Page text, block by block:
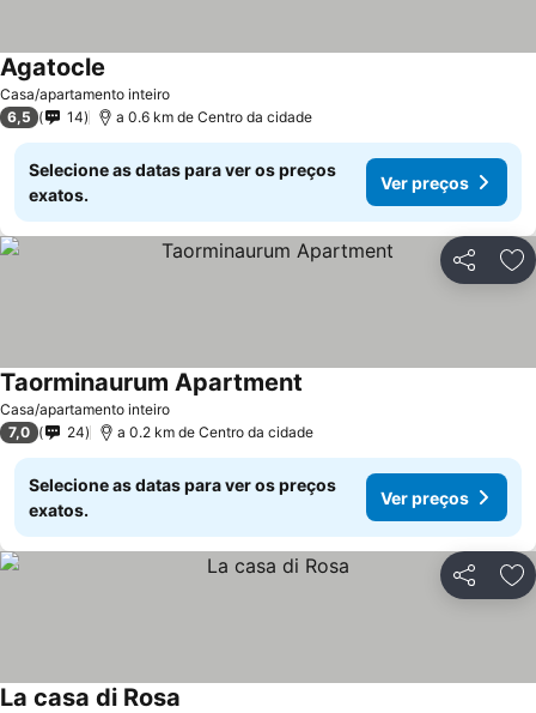
Casa/apartamento inteiro
Agatocle
6,5 14 a 0.6 km de Centro da cidade
Selecione as datas para ver os preços
exatos.
Ver preços
Partilhar
Casa/apartamento inteiro
Taorminaurum Apartment
7,0 24 a 0.2 km de Centro da cidade
Selecione as datas para ver os preços
exatos.
Ver preços
Partilhar
La casa di Rosa